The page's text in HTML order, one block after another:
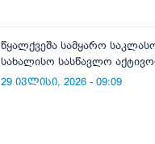
წყალქვეშა სამყარო
სახალისო სასწავლო
29 ივლისი, 2026 - 09:09